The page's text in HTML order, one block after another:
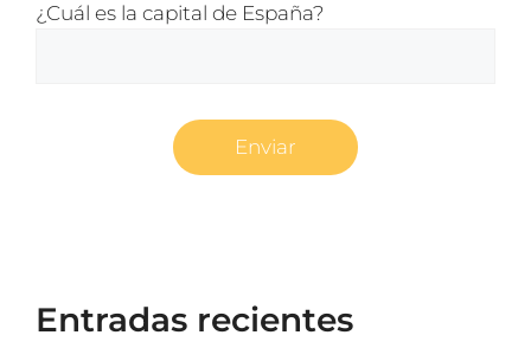
¿Cuál es la capital de España?
Entradas recientes